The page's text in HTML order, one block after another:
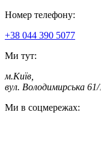
Номер телефону:
+38 044 390 5077
Ми тут:
м.Київ
вул. Володимирська
Ми в соцмережах: